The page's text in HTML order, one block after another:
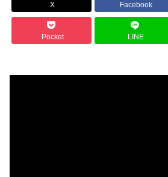
X Facebook
Pocket LINE